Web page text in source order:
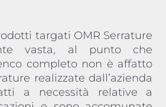
targati OMR Serrature
vasta, al punto che
completo non è affatto
realizzate dall’azienda
a necessità relative a